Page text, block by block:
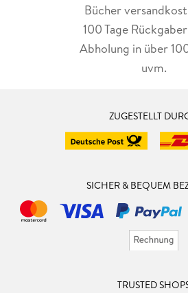
Bücher
100 Tage
Abholung in über
uvm.
ZUGESTELLT
SICHER & BEQUEM
TRUSTED